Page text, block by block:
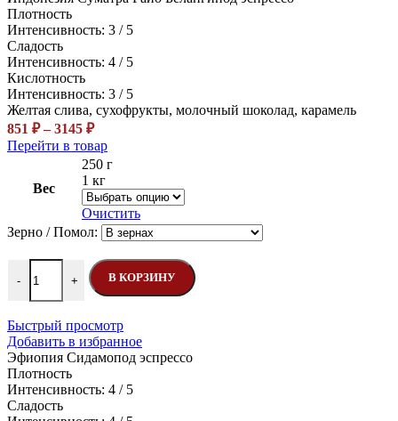
Плотность
Интенсивность: 3 / 5
Сладость
Интенсивность: 4 / 5
Кислотность
Интенсивность: 3 / 5
Желтая слива, сухофрукты, молочный шоколад, карамель
851 ₽ – 3145 ₽Диапазон
цен:
851 ₽
–
3145 ₽
Перейти в товарЭтот
товар
несколько
вариаций.
Опции
можно
выбрать
на
Вес
250 г
1 кг
Очистить
Зерно / Помол:
-
Количество товара Индонезия Суматра Гайо Беланги
+ В КОРЗИНУ
Быстрый просмотр
Добавить в избранное
Эфиопия Сидамопод эспрессо
Плотность
Интенсивность: 4 / 5
Сладость